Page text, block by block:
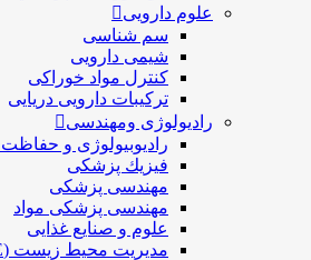
علوم دارویی
سم شناسی
شیمی دارویی
کنترل مواد خوراکی
ترکیبات دارویی دریایی
رادیولوژی ومهندسی
رادیوبیولوژی و حفاظت
فيزيك پزشکی
مهندسی پزشکی
مهندسی پزشکی مواد
علوم و صنايع غذایی
مدیریت محیط زیست (HSE)